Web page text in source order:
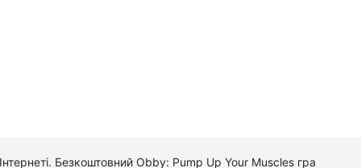
Безкоштовний Obby: Pump Up Your Muscles гра